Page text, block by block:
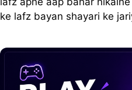
ke lafz bayan shayari ke